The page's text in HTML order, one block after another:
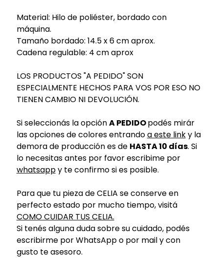
Material: Hilo de poliéster, bordado con
máquina.
Tamaño bordado: 14.5 x 6 cm aprox.
Cadena regulable: 4 cm aprox
LOS PRODUCTOS "A PEDIDO" SON
ESPECIALMENTE HECHOS PARA VOS POR ESO NO
TIENEN CAMBIO NI DEVOLUCIÓN.
Si seleccionás la opciónA PEDIDOpodés mirár
las opciones de colores entrandoa este linky la
demora de producción es de HASTA 10 días. Si
lo necesitas antes por favor escribime por
whatsappy te confirmo si es posible.
Para que tu pieza de CELIA se conserve en
perfecto estado por mucho tiempo, visitá
COMO CUIDAR TUS CELIA.
Si tenés alguna duda sobre su cuidado, podés
escribirme por WhatsApp o por mail y con
gusto te asesoro.